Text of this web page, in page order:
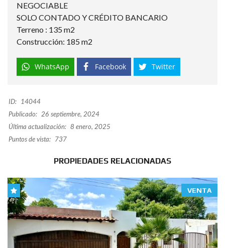
NEGOCIABLE
SOLO CONTADO Y CRÉDITO BANCARIO
Terreno : 135 m2
Construcción: 185 m2
WhatsApp Facebook Twitter
ID:
14044
Publicado: 26 septiembre, 2024
Última actualización: 8 enero, 2025
Puntos de vista: 737
PROPIEDADES RELACIONADAS
VENTA